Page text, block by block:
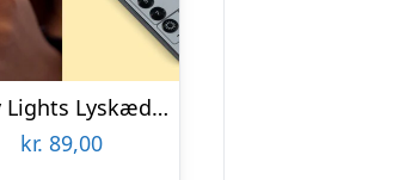
Fairy Lights Lyskæde – Spralla
kr. 89,00